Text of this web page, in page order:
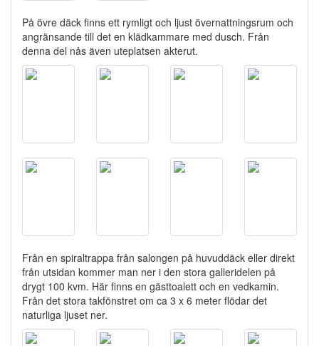
På övre däck finns ett rymligt och ljust övernattningsrum och
angränsande till det en klädkammare med dusch. Från
denna del nås även uteplatsen akterut.
Från en spiraltrappa från salongen på huvuddäck eller direkt
från utsidan kommer man ner i den stora galleridelen på
drygt 100 kvm. Här finns en gästtoalett och en vedkamin.
Från det stora takfönstret om ca 3 x 6 meter flödar det
naturliga ljuset ner.